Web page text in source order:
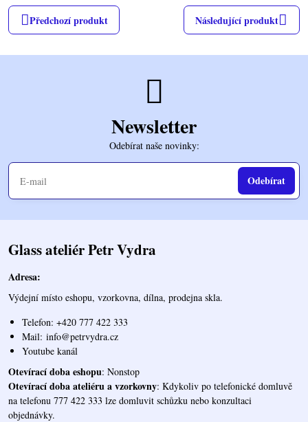
Předchozí produkt Následující produkt
Newsletter
Odebírat naše novinky:
Odebírat
Glass ateliér Petr Vydra
Adresa:
Výdejní místo eshopu, vzorkovna, dílna, prodejna skla.
Telefon: +420 777 422 333
Mail: info@petrvydra.cz
Youtube kanál
Otevírací doba eshopu: Nonstop
Otevírací doba ateliéru a vzorkovny: Kdykoliv po telefonické domluvě
na telefonu 777 422 333 lze domluvit schůzku nebo konzultaci
objednávky.